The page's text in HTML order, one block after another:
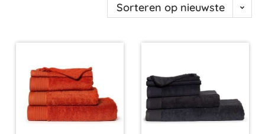
Sorteren op nieuwste